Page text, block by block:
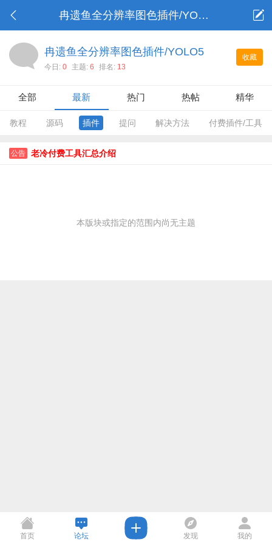
冉遗鱼全分辨率图色插件/YOLO5
收藏
冉遗鱼全分辨率图色插件/YOLO5
今日: 0 主题: 6 排名: 13
全部 最新 热门 热帖 精华
教程 源码 插件 提问 解决方法 付费插件/工具
公告 老冷付费工具汇总介绍
本版块或指定的范围内尚无主题
首页 论坛 发现 我的